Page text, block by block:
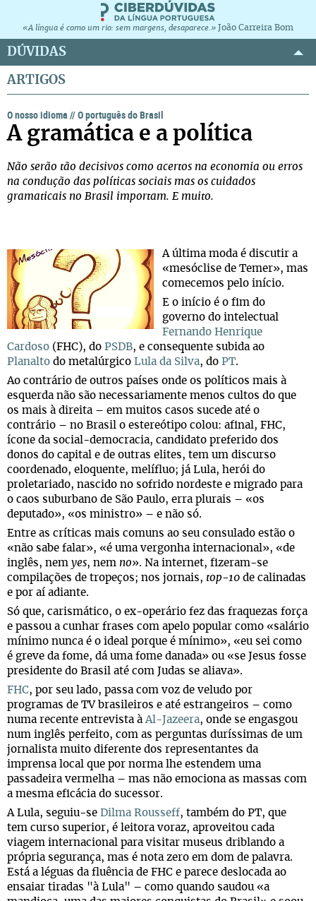
«A língua é como um rio: sem margens, desaparece.» João Carreira Bom
DÚVIDAS
ARTIGOS
O nosso idioma //O português do Brasil
A gramática e a política
Não serão tão decisivos como acertos na economia ou erros
na condução das políticas sociais mas os cuidados
gramaticais no Brasil importam. E muito.
A última moda é discutir a
«mesóclise de Temer», mas
comecemos pelo início.
E o início é o fim do
governo do intelectual
Fernando Henrique
Cardoso (FHC), do PSDB, e consequente subida ao
Planalto do metalúrgico Lula da Silva, do PT.
Ao contrário de outros países onde os políticos mais à
esquerda não são necessariamente menos cultos do que
os mais à direita – em muitos casos sucede até o
contrário – no Brasil o estereótipo colou: afinal, FHC,
ícone da social-democracia, candidato preferido dos
donos do capital e de outras elites, tem um discurso
coordenado, eloquente, melífluo; já Lula, herói do
proletariado, nascido no sofrido nordeste e migrado para
o caos suburbano de São Paulo, erra plurais – «os
deputado», «os ministro» – e não só.
Entre as críticas mais comuns ao seu consulado estão o
«não sabe falar», «é uma vergonha internacional», «de
inglês, nem yes, nem no». Na internet, fizeram-se
compilações de tropeços; nos jornais, top-10 de calinadas
e por aí adiante.
Só que, carismático, o ex-operário fez das fraquezas força
e passou a cunhar frases com apelo popular como «salário
mínimo nunca é o ideal porque é mínimo», «eu sei como
é greve da fome, dá uma fome danada» ou «se Jesus fosse
presidente do Brasil até com Judas se aliava».
FHC, por seu lado, passa com voz de veludo por
programas de TV brasileiros e até estrangeiros – como
numa recente entrevista àAl-Jazeera, onde se engasgou
num inglês perfeito, com as perguntas duríssimas de um
jornalista muito diferente dos representantes da
imprensa local que por norma lhe estendem uma
passadeira vermelha – mas não emociona as massas com
a mesma eficácia do sucessor.
A Lula, seguiu-se Dilma Rousseff, também do PT, que
tem curso superior, é leitora voraz, aproveitou cada
viagem internacional para visitar museus driblando a
própria segurança, mas é nota zero em dom de palavra.
Está a léguas da fluência de FHC e parece deslocada ao
ensaiar tiradas "à Lula" – como quando saudou «a